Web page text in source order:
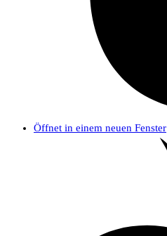
Öffnet in einem neuen Fenster